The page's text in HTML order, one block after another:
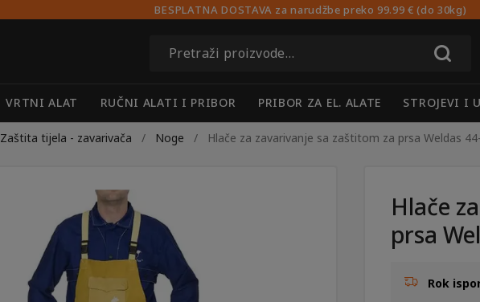
BESPLATNA DOSTAVA za narudžbe preko 99.99 € (do 30kg)
VRTNI ALAT RUČNI ALATI I PRIBOR PRIBOR ZA EL. ALATE STROJEVI I
Pretraži:
Zaštita tijela - zavarivača / Noge / Hlače za zavarivanje sa zaštitom za prsa Weldas
Hlače
prsa
Rok